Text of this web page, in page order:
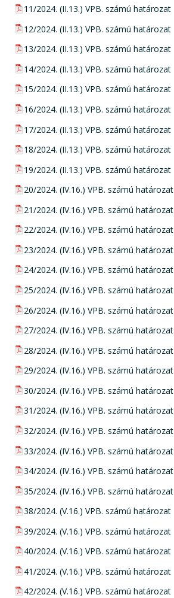
pdf csatolmány:
11/2024. (II.13.) VPB. számú határozat
pdf csatolmány:
12/2024. (II.13.) VPB. számú határozat
pdf csatolmány:
13/2024. (II.13.) VPB. számú határozat
pdf csatolmány:
14/2024. (II.13.) VPB. számú határozat
pdf csatolmány:
15/2024. (II.13.) VPB. számú határozat
pdf csatolmány:
16/2024. (II.13.) VPB. számú határozat
pdf csatolmány:
17/2024. (II.13.) VPB. számú határozat
pdf csatolmány:
18/2024. (II.13.) VPB. számú határozat
pdf csatolmány:
19/2024. (II.13.) VPB. számú határozat
pdf csatolmány:
20/2024. (IV.16.) VPB. számú határozat
pdf csatolmány:
21/2024. (IV.16.) VPB. számú határozat
pdf csatolmány:
22/2024. (IV.16.) VPB. számú határozat
pdf csatolmány:
23/2024. (IV.16.) VPB. számú határozat
pdf csatolmány:
24/2024. (IV.16.) VPB. számú határozat
pdf csatolmány:
25/2024. (IV.16.) VPB. számú határozat
pdf csatolmány:
26/2024. (IV.16.) VPB. számú határozat
pdf csatolmány:
27/2024. (IV.16.) VPB. számú határozat
pdf csatolmány:
28/2024. (IV.16.) VPB. számú határozat
pdf csatolmány:
29/2024. (IV.16.) VPB. számú határozat
pdf csatolmány:
30/2024. (IV.16.) VPB. számú határozat
pdf csatolmány:
31/2024. (IV.16.) VPB. számú határozat
pdf csatolmány:
32/2024. (IV.16.) VPB. számú határozat
pdf csatolmány:
33/2024. (IV.16.) VPB. számú határozat
pdf csatolmány:
34/2024. (IV.16.) VPB. számú határozat
pdf csatolmány:
35/2024. (IV.16.) VPB. számú határozat
pdf csatolmány:
38/2024. (V.16.) VPB. számú határozat
pdf csatolmány:
39/2024. (V.16.) VPB. számú határozat
pdf csatolmány:
40/2024. (V.16.) VPB. számú határozat
pdf csatolmány:
41/2024. (V.16.) VPB. számú határozat
pdf csatolmány:
42/2024. (V.16.) VPB. számú határozat